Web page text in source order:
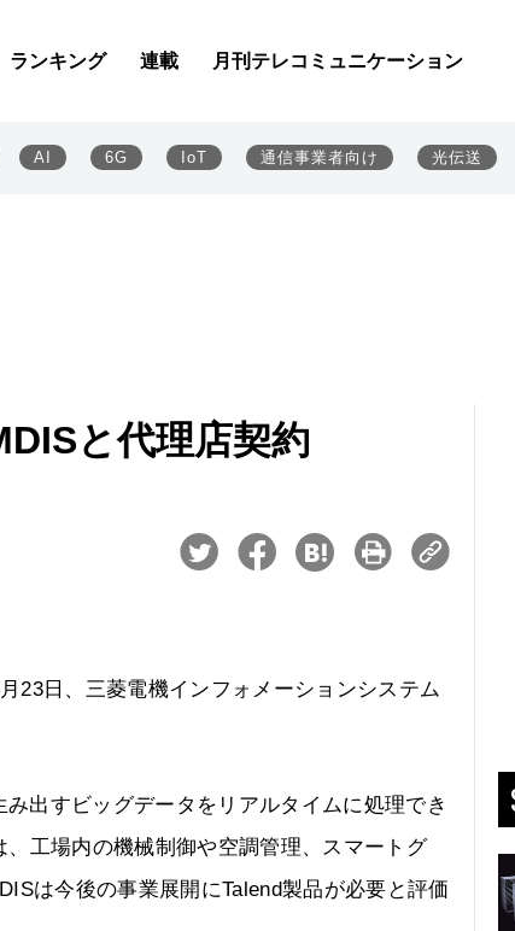
ランキング 連載 月刊テレコミュニケーション
AI 6G IoT 通信事業者向け 光伝送
と代理店契約
23日、三菱電機インフォメーションシステム
出すビッグデータをリアルタイムに処理でき
工場内の機械制御や空調管理、スマートグ
は今後の事業展開にTalend製品が必要と評価